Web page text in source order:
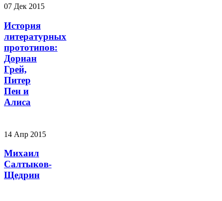
07 Дек 2015
История
литературных
прототипов:
Дориан
Грей,
Питер
Пен и
Алиса
14 Апр 2015
Михаил
Салтыков-
Щедрин